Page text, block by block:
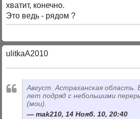
хватит, конечно.
Это ведь - рядом ?
ulitkaA2010
Август. Астраханская область.
лет подряд с небольшими
(мои).
mak210, 14 Нояб. 10, 20:40